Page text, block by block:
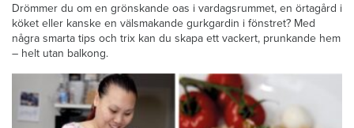
Drömmer du om en grönskande oas i vardagsrummet, en örtagård i
köket eller kanske en välsmakande gurkgardin i fönstret? Med
några smarta tips och trix kan du skapa ett vackert, prunkande hem
– helt utan balkong.